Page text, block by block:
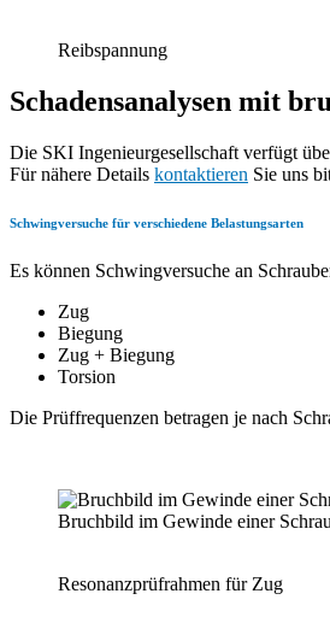
Reibspannung
Schadensanalysen mit
Die SKI Ingenieurgesellschaft verfügt
Für nähere Details kontaktieren Sie uns
Schwingversuche für verschiedene Belastungsarten
Es können Schwingversuche an
Zug
Biegung
Zug + Biegung
Torsion
Die Prüffrequenzen betragen je nach
Bruchbild im Gewinde einer
Resonanzprüfrahmen für Zug